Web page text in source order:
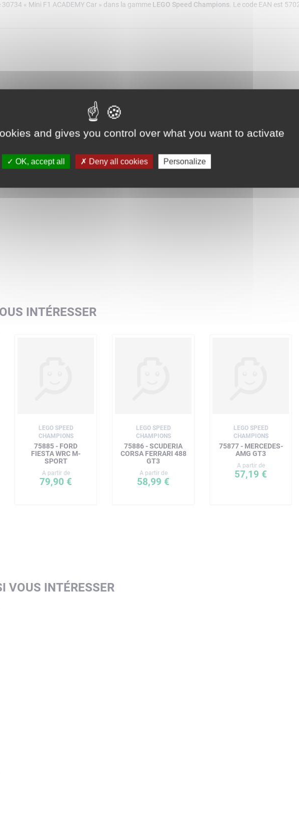
« Mini F1 ACADEMY Car » dans la gamme LEGO Speed Champions . Le code EAN est
INTÉRESSER
LEGO SPEED
CHAMPIONS
75885 - FORD
FIESTA WRC M-
SPORT
A partir de
79,90 €
LEGO SPEED
CHAMPIONS
75886 - SCUDERIA
CORSA FERRARI 488
GT3
A partir de
58,99 €
LEGO SPEED
CHAMPIONS
75877 - MERCEDES-
AMG GT3
A partir de
57,19 €
VOUS INTÉRESSER
and gives you control over what you want to activate
OK, accept all Deny all cookies Personalize